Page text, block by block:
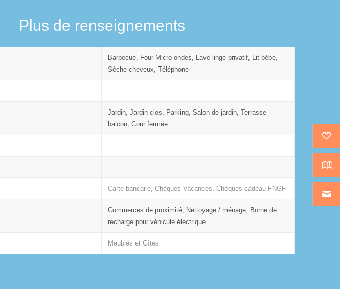
Plus de renseignements
Barbecue, Four Micro-ondes, Lave linge privatif, Lit bébé,
Sèche-cheveux, Téléphone
Jardin, Jardin clos, Parking, Salon de jardin, Terrasse
balcon, Cour fermée
Carte bancaire, Chèques Vacances, Chèques cadeau FNGF
Commerces de proximité, Nettoyage / ménage, Borne de
recharge pour véhicule électrique
Meublés et Gîtes